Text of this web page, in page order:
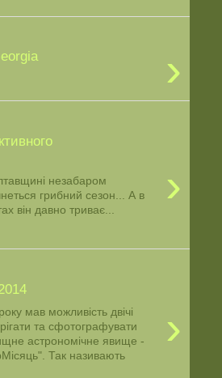
›
›
незабаром
грибний сезон... А в
він давно триває...
›
мав можливість двічі
та сфотографувати
астрономічне явище -
Так називають